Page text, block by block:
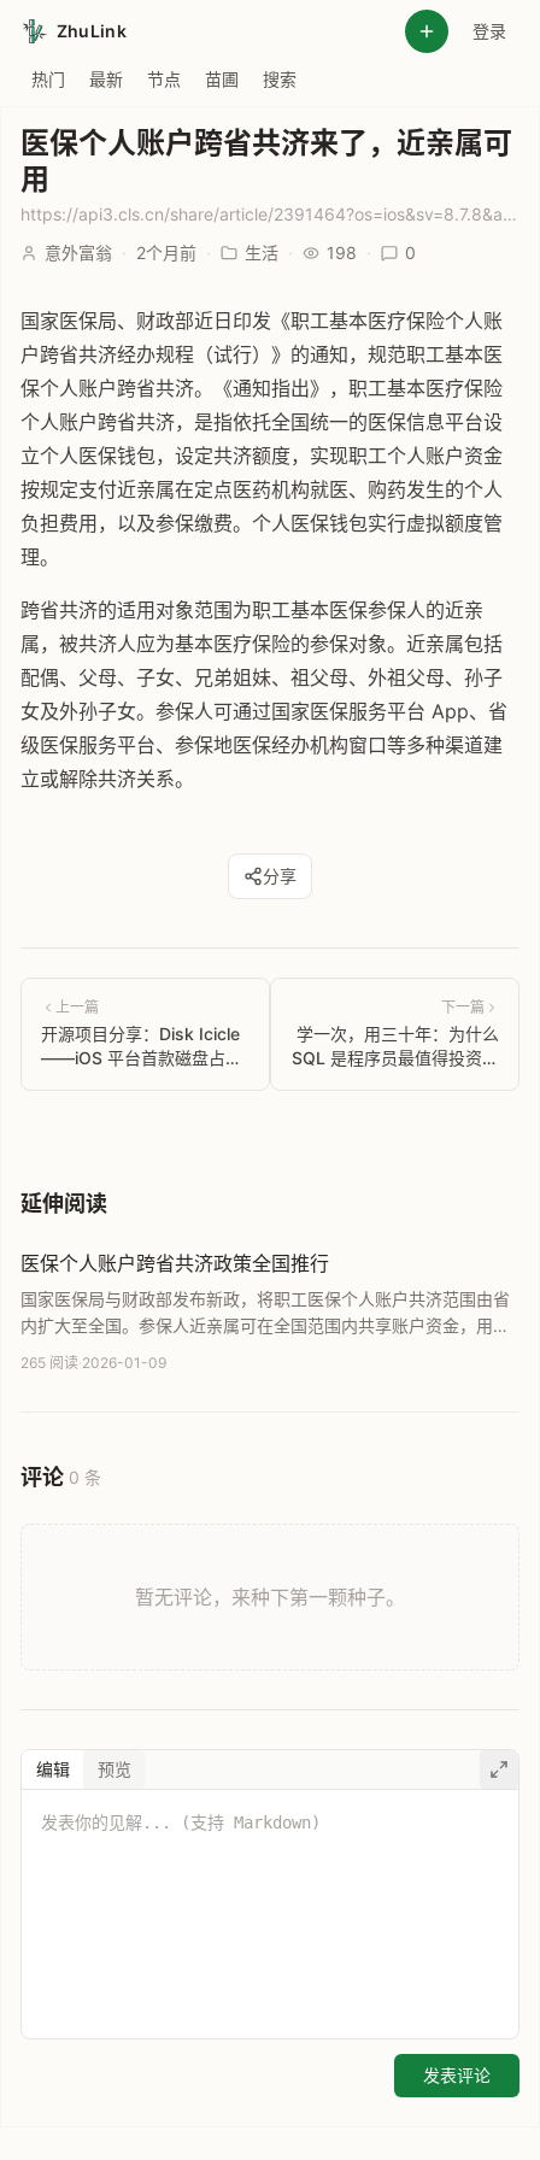
ZhuLink 登录
热门 最新 节点 苗圃 搜索
医保个人账户跨省共济来了，近亲属可
用
https://api3.cls.cn/share/article/2391464?os=ios&sv=8.7.8&app=cailianpress&selected=
意外富翁 · 2个月前 · 生活 · 198 · 0
国家医保局、财政部近日印发《职工基本医疗保险个人账
户跨省共济经办规程（试行）》的通知，规范职工基本医
保个人账户跨省共济。《通知指出》，职工基本医疗保险
个人账户跨省共济，是指依托全国统一的医保信息平台设
立个人医保钱包，设定共济额度，实现职工个人账户资金
按规定支付近亲属在定点医药机构就医、购药发生的个人
负担费用，以及参保缴费。个人医保钱包实行虚拟额度管
理。
跨省共济的适用对象范围为职工基本医保参保人的近亲
属，被共济人应为基本医疗保险的参保对象。近亲属包括
配偶、父母、子女、兄弟姐妹、祖父母、外祖父母、孙子
女及外孙子女。参保人可通过国家医保服务平台 App、省
级医保服务平台、参保地医保经办机构窗口等多种渠道建
立或解除共济关系。
分享
上一篇
开源项目分享：Disk Icicle
——iOS 平台首款磁盘占用
下一篇
学一次，用三十年：为什么
SQL 是程序员最值得投资的
延伸阅读
医保个人账户跨省共济政策全国推行
国家医保局与财政部发布新政，将职工医保个人账户共济范围由省
内扩大至全国。参保人近亲属可在全国范围内共享账户资金，用于
支付就医购药个人负担及居民医保、长护险缴费。此举旨在通过跨
265 阅读·2026-01-09
评论 0 条
暂无评论，来种下第一颗种子。
编辑 预览
发表评论